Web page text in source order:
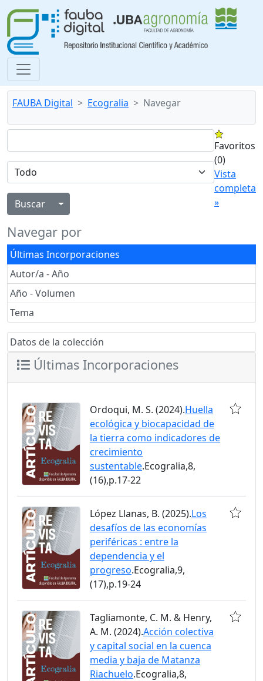
FAUBA Digital Ecogralia Navegar
Alternar menú desplegable
Favoritos
(0)
Vista
completa
»
Navegar por
Últimas Incorporaciones
Autor/a - Año
Año - Volumen
Tema
Datos de la colección
Últimas Incorporaciones
Ordoqui, M. S. (2024).Huella
ecológica y biocapacidad de
la tierra como indicadores de
crecimiento
sustentable.Ecogralia,8,
(16),p.17-22
López Llanas, B. (2025).Los
desafíos de las economías
periféricas : entre la
dependencia y el
progreso.Ecogralia,9,
(17),p.19-24
Tagliamonte, C. M. & Henry,
A. M. (2024).Acción colectiva
y capital social en la cuenca
media y baja de Matanza
Riachuelo.Ecogralia,8,